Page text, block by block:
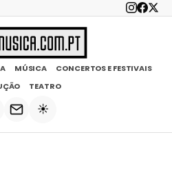
MÚSICA
CONCERTOS E FESTIVAIS
TEATRO
☀️